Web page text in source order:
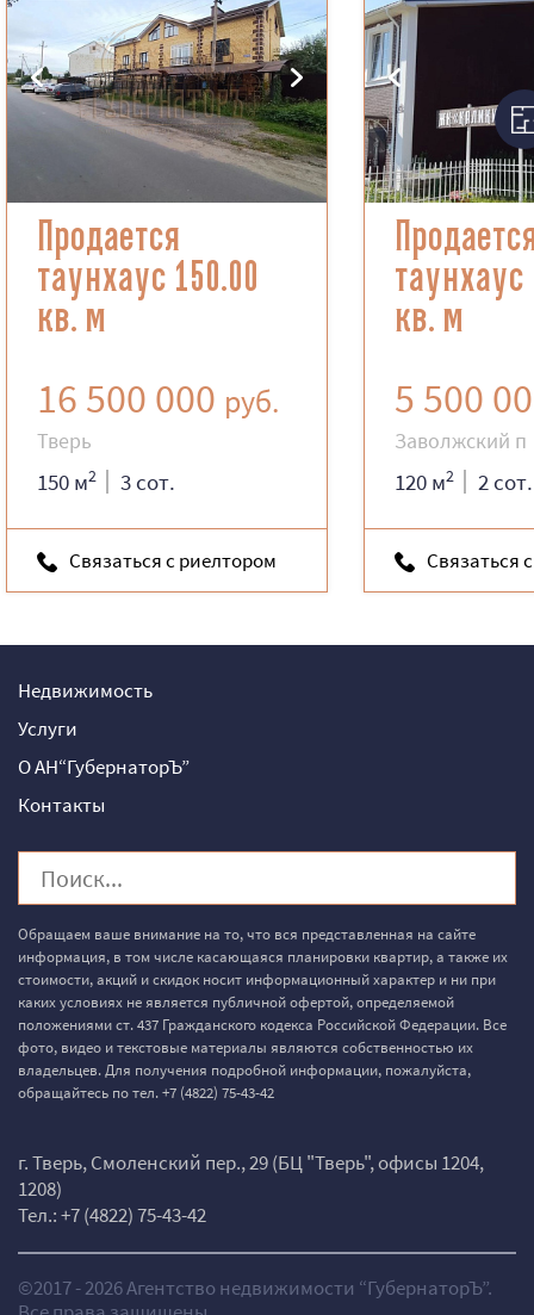
Продается
таунхаус 150.00
кв. м
16 500 000 руб.
Тверь
150 м2 3 сот.
Связаться с риелтором
таунхаус
кв. м
5 500
Заволжский п
120 м2 2 сот.
Связаться
Недвижимость
Услуги
О АН“ГубернаторЪ”
Контакты
Обращаем ваше внимание на то, что вся представленная на сайте
информация, в том числе касающаяся планировки квартир, а также их
стоимости, акций и скидок носит информационный характер и ни при
каких условиях не является публичной офертой, определяемой
положениями ст. 437 Гражданского кодекса Российской Федерации. Все
фото, видео и текстовые материалы являются собственностью их
владельцев. Для получения подробной информации, пожалуйста,
обращайтесь по тел.+7 (4822) 75-43-42
©2017 - 2026 Агентство недвижимости “ГубернаторЪ”.
г. Тверь, Смоленский пер., 29 (БЦ "Тверь", офисы 1204,
1208)
Тел.:+7 (4822) 75-43-42